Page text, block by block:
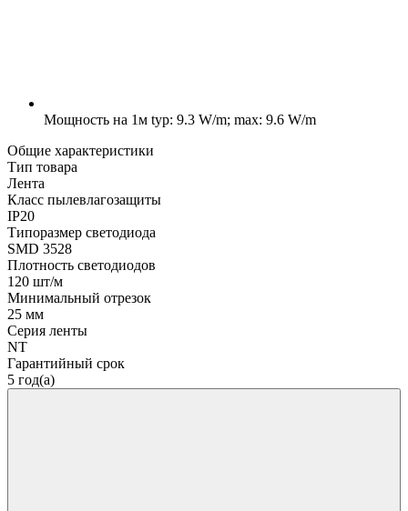
Мощность на 1м typ: 9.3 W/m; max: 9.6 W/m
Общие характеристики
Тип товара
Лента
Класс пылевлагозащиты
IP20
Типоразмер светодиода
SMD 3528
Плотность светодиодов
120 шт/м
Минимальный отрезок
25 мм
Серия ленты
NT
Гарантийный срок
5 год(а)